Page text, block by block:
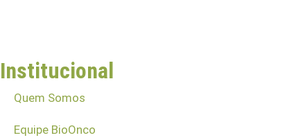
Institucional
Quem Somos
Equipe BioOnco